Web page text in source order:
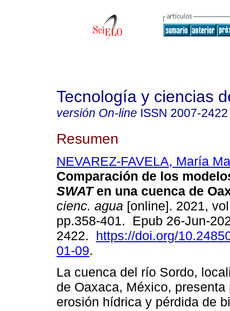
Tecnología y ciencias
versión On-line ISSN 2007-2422
Resumen
NEVAREZ-FAVELA, María
Comparación de los
SWATen una cuenca de
cienc. agua [online]. 2021,
pp.358-401. Epub 26-Jun-
2422. https://doi.org/
01-09.
La cuenca del río Sordo,
de Oaxaca, México, presenta
erosión hídrica y pérdida de